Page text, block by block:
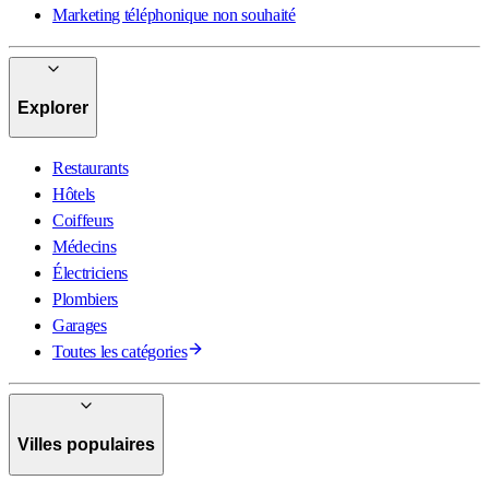
Marketing téléphonique non souhaité
Explorer
Restaurants
Hôtels
Coiffeurs
Médecins
Électriciens
Plombiers
Garages
Toutes les catégories
Villes populaires